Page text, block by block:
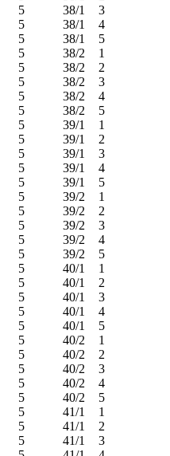
5
38/1 3
5
38/1 4
5
38/1 5
5
38/2 1
5
38/2 2
5
38/2 3
5
38/2 4
5
38/2 5
5
39/1 1
5
39/1 2
5
39/1 3
5
39/1 4
5
39/1 5
5
39/2 1
5
39/2 2
5
39/2 3
5
39/2 4
5
39/2 5
5
40/1 1
5
40/1 2
5
40/1 3
5
40/1 4
5
40/1 5
5
40/2 1
5
40/2 2
5
40/2 3
5
40/2 4
5
40/2 5
5
41/1 1
5
41/1 2
5
41/1 3